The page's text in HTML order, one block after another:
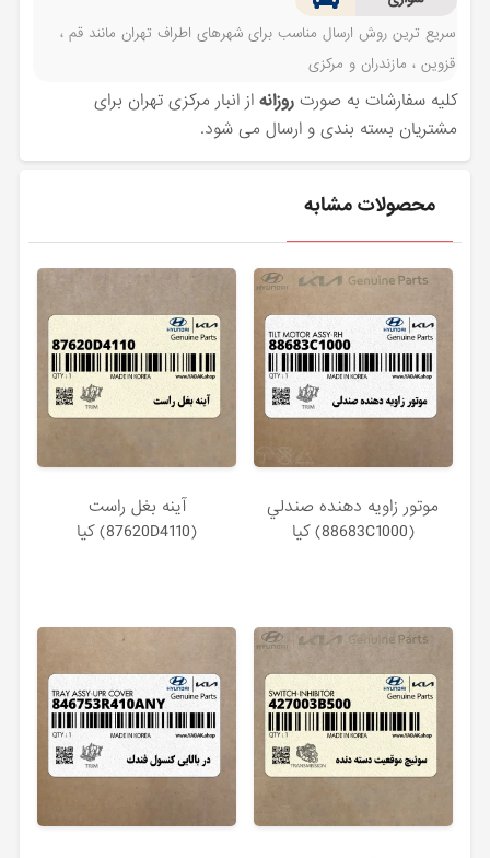
سریع ترین روش ارسال مناسب برای شهرهای اطراف تهران مانند قم ،
قزوین ، مازندران و مرکزی
کلیه سفارشات به صورتروزانه از انبار مرکزی تهران برای
مشتریان بسته بندی و ارسال می شود.
محصولات مشابه
موتور زاويه دهنده صندلي
(88683C1000) کیا
آينه بغل راست
(87620D4110) کیا